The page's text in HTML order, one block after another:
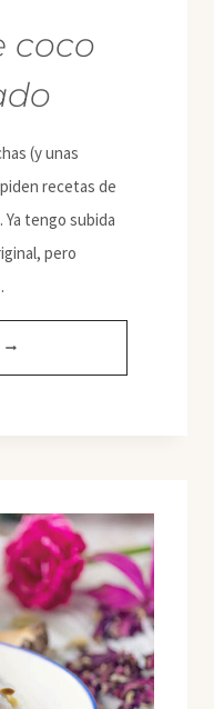
coco
(y unas
recetas de
tengo subida
pero
TORRIJAS
DE